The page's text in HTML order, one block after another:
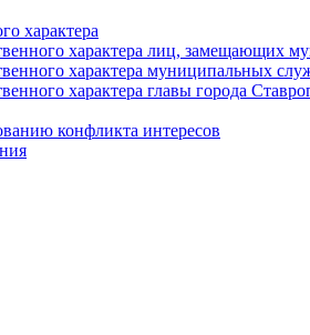
характера
характера лиц,
характера муниципальных
характера главы города
конфликта интересов